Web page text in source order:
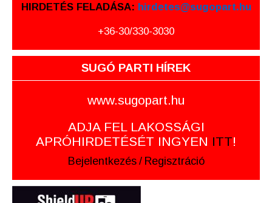
HIRDETÉS FELADÁSA: hirdetes@sugopart.hu
+36-30/330-3030
SUGÓ PARTI HÍREK
www.sugopart.hu
ADJA FEL LAKOSSÁGI
APRÓHIRDETÉSÉT INGYEN ITT!
Bejelentkezés / Regisztráció